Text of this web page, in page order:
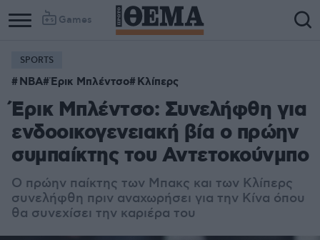
Games
SPORTS
NBA Έρικ Μπλέντσο Κλίπερς
Έρικ Μπλέντσο: Συνελήφθη για
ενδοοικογενειακή βία ο πρώην
συμπαίκτης του Αντετοκούνμπο
Ο πρώην παίκτης των Μπακς και των Κλίπερς
συνελήφθη πριν αναχωρήσει για την Κίνα όπου
θα συνεχίσει την καριέρα του